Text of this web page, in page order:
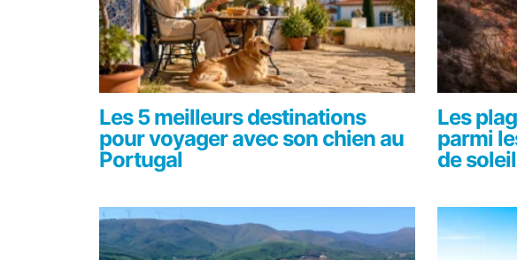
Les 5 meilleurs destinations
pour voyager avec son chien au
Portugal
Les
parmi
de